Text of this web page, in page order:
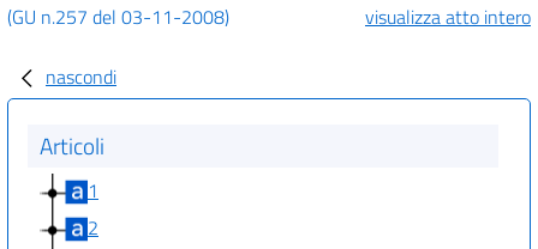
(GU n.257 del 03-11-2008)
visualizza atto intero
nascondi
Articoli
1
2